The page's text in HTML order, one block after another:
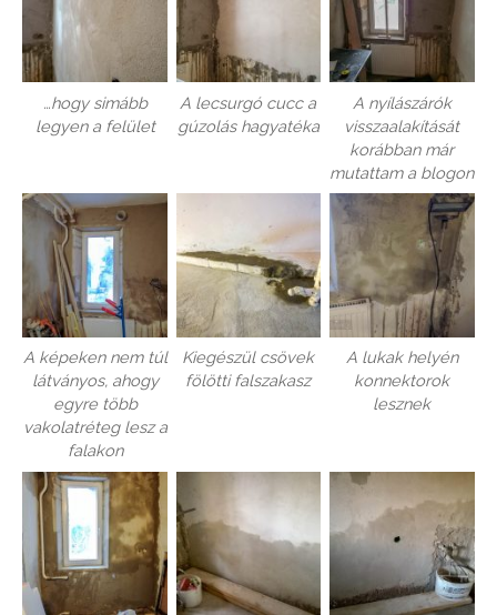
…hogy simább
legyen a felület
A lecsurgó cucc a
gúzolás hagyatéka
A nyílászárók
visszaalakítását
korábban már
mutattam a blogon
A képeken nem túl
látványos, ahogy
egyre több
vakolatréteg lesz a
falakon
Kiegészül csövek
fölötti falszakasz
A lukak helyén
konnektorok
lesznek